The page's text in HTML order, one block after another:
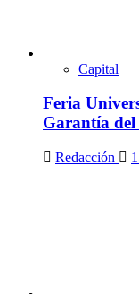
Capital
Feria
Garantía
Redacción